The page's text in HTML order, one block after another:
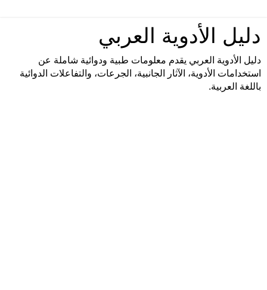
دليل الأدوية العربي
دليل الأدوية العربي يقدم معلومات طبية ودوائية شاملة عن
استخدامات الأدوية، الآثار الجانبية، الجرعات، والتفاعلات الدوائية
باللغة العربية.